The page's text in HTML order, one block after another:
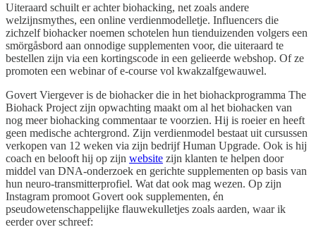
Uiteraard schuilt er achter biohacking, net zoals andere
welzijnsmythes, een online verdienmodelletje. Influencers die
zichzelf biohacker noemen schotelen hun tienduizenden volgers een
smörgåsbord aan onnodige supplementen voor, die uiteraard te
bestellen zijn via een kortingscode in een gelieerde webshop. Of ze
promoten een webinar of e-course vol kwakzalfgewauwel.
Govert Viergever is de biohacker die in het biohackprogramma The
Biohack Project zijn opwachting maakt om al het biohacken van
nog meer biohacking commentaar te voorzien. Hij is roeier en heeft
geen medische achtergrond. Zijn verdienmodel bestaat uit cursussen
verkopen van 12 weken via zijn bedrijf Human Upgrade. Ook is hij
coach en belooft hij op zijn website zijn klanten te helpen door
middel van DNA-onderzoek en gerichte supplementen op basis van
hun neuro-transmitterprofiel. Wat dat ook mag wezen. Op zijn
Instagram promoot Govert ook supplementen, én
pseudowetenschappelijke flauwekulletjes zoals aarden, waar ik
eerder over schreef: